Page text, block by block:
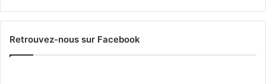
Retrouvez-nous sur Facebook